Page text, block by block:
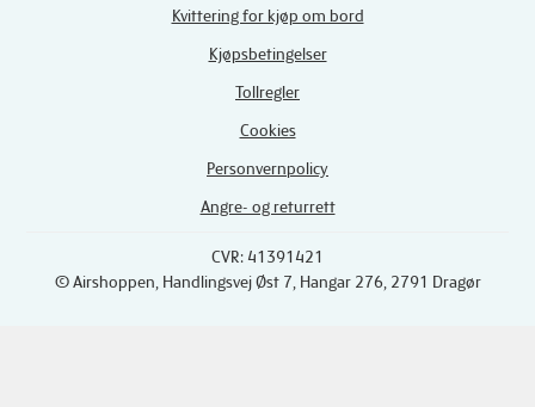
Kvittering for kjøp om bord
Kjøpsbetingelser
Tollregler
Cookies
Personvernpolicy
Angre- og returrett
CVR: 41391421
© Airshoppen , Handlingsvej Øst 7, Hangar 276, 2791 Dragør